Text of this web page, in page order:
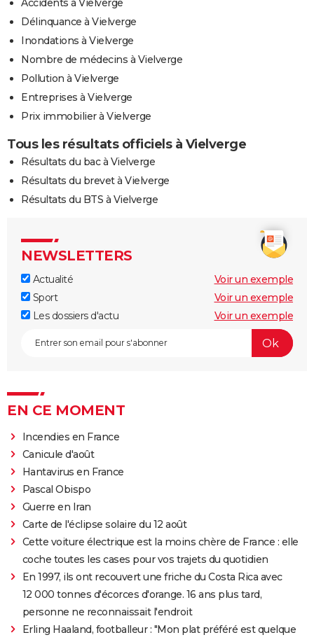
Accidents à Vielverge
Délinquance à Vielverge
Inondations à Vielverge
Nombre de médecins à Vielverge
Pollution à Vielverge
Entreprises à Vielverge
Prix immobilier à Vielverge
Tous les résultats officiels à Vielverge
Résultats du bac à Vielverge
Résultats du brevet à Vielverge
Résultats du BTS à Vielverge
NEWSLETTERS
Actualité
Voir un exemple
Sport
Voir un exemple
Les dossiers d'actu
Voir un exemple
EN CE MOMENT
Incendies en France
Canicule d'août
Hantavirus en France
Pascal Obispo
Guerre en Iran
Carte de l'éclipse solaire du 12 août
Cette voiture électrique est la moins chère de France : elle
coche toutes les cases pour vos trajets du quotidien
En 1997, ils ont recouvert une friche du Costa Rica avec
12 000 tonnes d'écorces d'orange. 16 ans plus tard,
personne ne reconnaissait l'endroit
Erling Haaland, footballeur : "Mon plat préféré est quelque